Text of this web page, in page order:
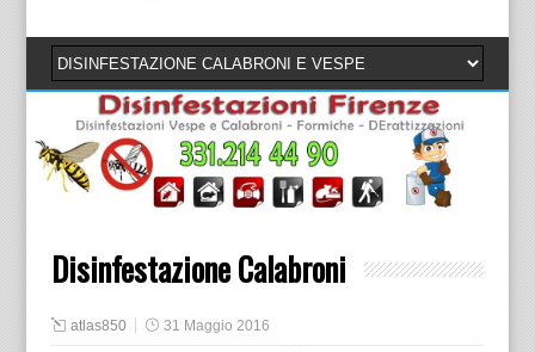
Disinfestazione Calabroni
atlas850 31 Maggio 2016